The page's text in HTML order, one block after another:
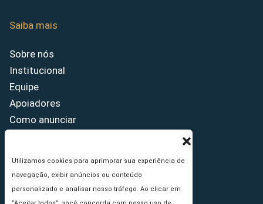
Utilizamos cookies para aprimorar sua experiência de
navegação, exibir anúncios ou conteúdo
personalizado e analisar nosso tráfego. Ao clicar em
Saiba mais
Sobre nós
Institucional
Equipe
Apoiadores
Como anunciar
Princípios Editoriais